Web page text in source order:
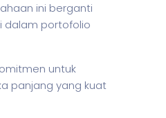
ini berganti
dalam portofolio
untuk
panjang yang kuat